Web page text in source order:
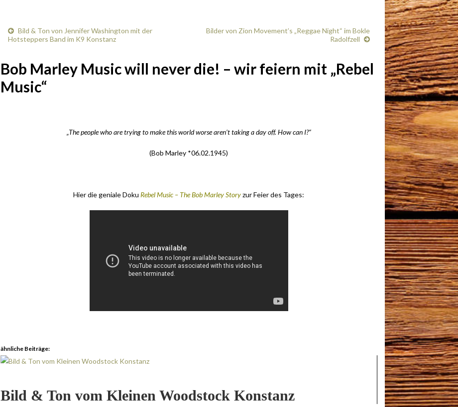
Bild & Ton von Jennifer Washington mit der
Hotsteppers Band im K9 Konstanz
Bilder von Zion Movement’s „Reggae Night“ im Bokle
Radolfzell
Bob Marley Music will never die! – wir feiern mit „Rebel
Music“
„The people who are trying to make this world worse aren’t taking a day off. How can I?“
(Bob Marley *06.02.1945)
Hier die geniale Doku Rebel Music – The Bob Marley Storyzur Feier des Tages:
ähnliche Beiträge:
Bild & Ton vom Kleinen Woodstock Konstanz